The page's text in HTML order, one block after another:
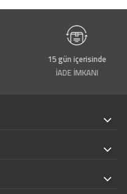
15 gün içerisinde
İADE İMKANI